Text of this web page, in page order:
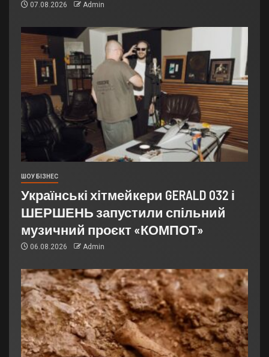
07.08.2026 Admin
ШОУ БІЗНЕС
Українські хітмейкери GERALD 032 і
ШЕРШЕНЬ запустили спільний
музичний проєкт «КОМПОТ»
06.08.2026 Admin